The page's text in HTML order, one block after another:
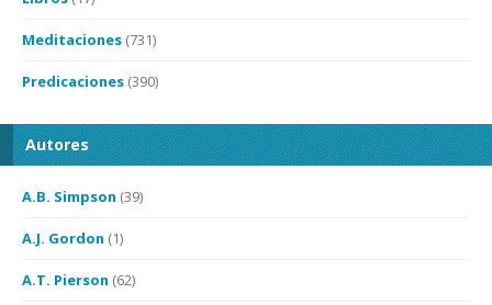
Meditaciones (731)
Predicaciones (390)
Autores
A.B. Simpson (39)
A.J. Gordon (1)
A.T. Pierson (62)